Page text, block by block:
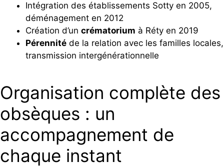
Intégration des établissements Sotty en 2005,
déménagement en 2012
Création d’un crématorium à Réty en 2019
Pérennité de la relation avec les familles locales,
transmission intergénérationnelle
Organisation complète des
obsèques : un
accompagnement de
chaque instant